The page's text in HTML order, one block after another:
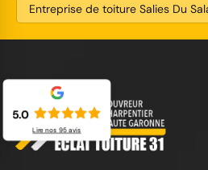
Entreprise de toiture Salies Du
5.0
Lire nos 95avis